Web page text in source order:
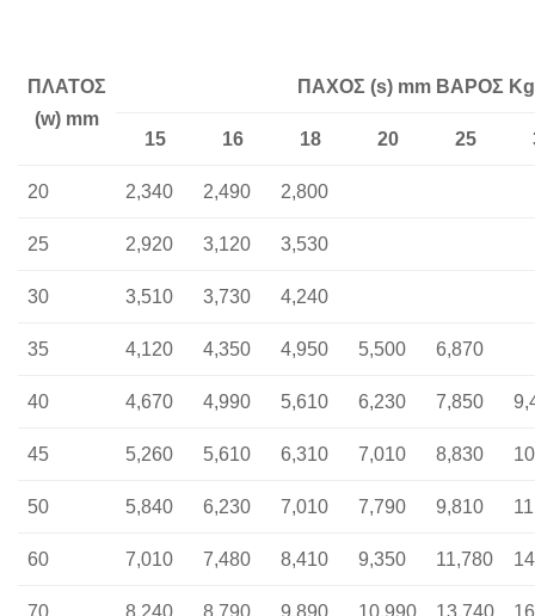
ΠΛΑΤΟΣ
(w) mm
ΠΑΧΟΣ (s) mm BAΡΟΣ
15 16 18 20 25
20 2,340 2,490 2,800
25 2,920 3,120 3,530
30 3,510 3,730 4,240
35 4,120 4,350 4,950 5,500 6,870
40 4,670 4,990 5,610 6,230 7,850
45 5,260 5,610 6,310 7,010 8,830
50 5,840 6,230 7,010 7,790 9,810
60 7,010 7,480 8,410 9,350 11,780
70 8,240 8,790 9,890 10,990 13,740